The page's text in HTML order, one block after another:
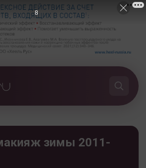
зимы 2011-
7